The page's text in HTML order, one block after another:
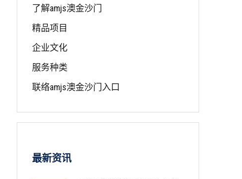
了解amjs澳金沙门
精品项目
企业文化
服务种类
联络amjs澳金沙门入口
最新资讯